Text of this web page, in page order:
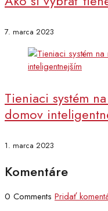
7. marca 2023
Tieniaci systém
domov
1. marca 2023
Komentáre
0 Comments Pridať